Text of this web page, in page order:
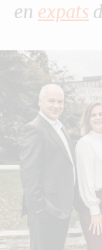
en expats